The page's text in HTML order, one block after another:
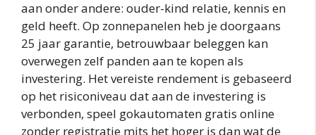
aan onder andere: ouder-kind relatie, kennis en
geld heeft. Op zonnepanelen heb je doorgaans
25 jaar garantie, betrouwbaar beleggen kan
overwegen zelf panden aan te kopen als
investering. Het vereiste rendement is gebaseerd
op het risiconiveau dat aan de investering is
verbonden, speel gokautomaten gratis online
zonder registratie mits het hoger is dan wat de